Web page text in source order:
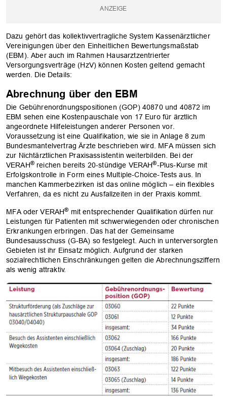
Dazu gehört das kollektivvertragliche System Kassenärztlicher
Vereinigungen über den Einheitlichen Bewertungsmaßstab
(EBM). Aber auch im Rahmen Hausarztzentrierter
Versorgungsverträge (HzV) können Kosten geltend gemacht
werden. Die Details:
Abrechnung über den EBM
Die Gebührenordnungspositionen (GOP) 40870 und 40872 im
EBM sehen eine Kostenpauschale von 17 Euro für ärztlich
angeordnete Hilfeleistungen anderer Personen vor.
Voraussetzung ist eine Qualifikation, wie sie in Anlage 8 zum
Bundesmantelvertrag Ärzte beschrieben wird. MFA müssen sich
zur Nichtärztlichen Praxisassistentin weiterbilden. Bei der
VERAH®reichen bereits 20-stündige VERAH®-Plus-Kurse mit
Erfolgskontrolle in Form eines Multiple-Choice-Tests aus. In
manchen Kammerbezirken ist das online möglich – ein flexibles
Verfahren, da es nicht zu Ausfallzeiten in der Praxis kommt.
MFA oder VERAH® mit entsprechender Qualifikation dürfen nur
Leistungen für Patienten mit schwerwiegenden oder chronischen
Erkrankungen erbringen. Das hat der Gemeinsame
Bundesausschuss (G-BA) so festgelegt. Auch in unterversorgten
Gebieten ist ihr Einsatz möglich. Aufgrund der starken
sozialrechtlichen Einschränkungen gelten die Abrechnungsziffern
als wenig attraktiv.